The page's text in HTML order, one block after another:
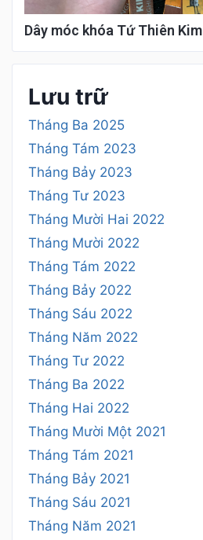
Dây móc khóa Tứ Thiên Kim
Lưu trữ
Tháng Ba 2025
Tháng Tám 2023
Tháng Bảy 2023
Tháng Tư 2023
Tháng Mười Hai 2022
Tháng Mười 2022
Tháng Tám 2022
Tháng Bảy 2022
Tháng Sáu 2022
Tháng Năm 2022
Tháng Tư 2022
Tháng Ba 2022
Tháng Hai 2022
Tháng Mười Một 2021
Tháng Tám 2021
Tháng Bảy 2021
Tháng Sáu 2021
Tháng Năm 2021